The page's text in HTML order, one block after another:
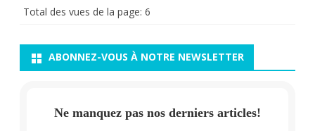
Total des vues de la page: 6
ABONNEZ-VOUS À NOTRE NEWSLETTER
Ne manquez pas nos derniers articles!